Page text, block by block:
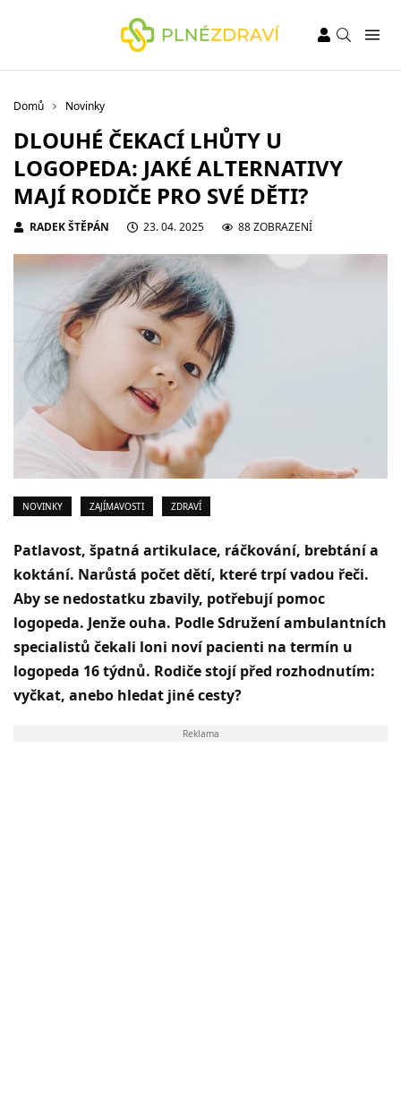
Domů Novinky
DLOUHÉ ČEKACÍ LHŮTY U
LOGOPEDA: JAKÉ ALTERNATIVY
MAJÍ RODIČE PRO SVÉ DĚTI?
RADEK ŠTĚPÁN 23. 04. 2025 88 ZOBRAZENÍ
NOVINKY ZAJÍMAVOSTI ZDRAVÍ
Patlavost, špatná artikulace, ráčkování, brebtání a
koktání. Narůstá počet dětí, které trpí vadou řeči.
Aby se nedostatku zbavily, potřebují pomoc
logopeda. Jenže ouha. Podle Sdružení ambulantních
specialistů čekali loni noví pacienti na termín u
logopeda 16 týdnů. Rodiče stojí před rozhodnutím:
vyčkat, anebo hledat jiné cesty?
Reklama